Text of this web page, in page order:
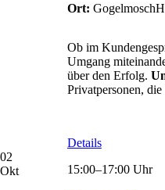
Ort:
Ob im
Umgang
über den Erfolg.
Privatpersonen,
Details
02
Okt
15:00–17:00 Uhr